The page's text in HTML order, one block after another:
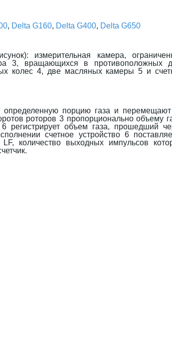
, Delta G160, Delta G400, Delta G650
измерительная камера,
3, вращающихся в противоположных
колес 4, две масляных камеры 5 и
определенную порцию газа и
роторов 3 пропорционально объему
регистрирует объем газа, прошедший
счетное устройство 6
количество выходных импульсов